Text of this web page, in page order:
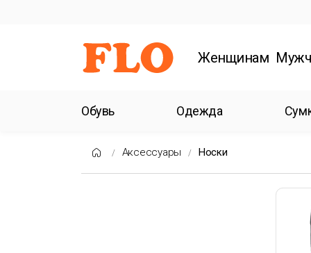
Женщинам
Обувь Одежда
Аксессуары Носки